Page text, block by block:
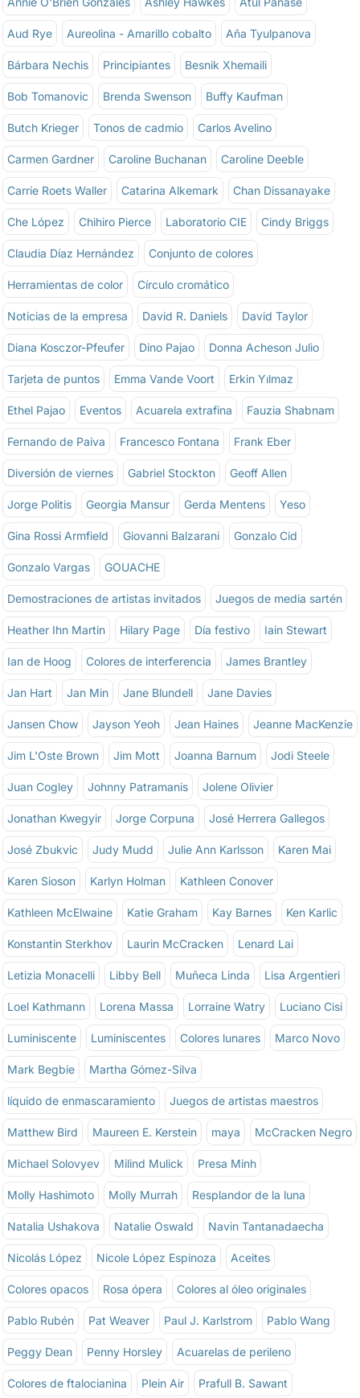
Aud Rye Aureolina - Amarillo cobalto Aña Tyulpanova
Bárbara Nechis Principiantes Besnik Xhemaili
Bob Tomanovic Brenda Swenson Buffy Kaufman
Butch Krieger Tonos de cadmio Carlos Avelino
Carmen Gardner Caroline Buchanan Caroline Deeble
Carrie Roets Waller Catarina Alkemark Chan Dissanayake
Che López Chihiro Pierce Laboratorio CIE Cindy Briggs
Claudia Díaz Hernández Conjunto de colores
Herramientas de color Círculo cromático
Noticias de la empresa David R. Daniels David Taylor
Diana Kosczor-Pfeufer Dino Pajao Donna Acheson Julio
Tarjeta de puntos Emma Vande Voort Erkin Yılmaz
Ethel Pajao Eventos Acuarela extrafina Fauzia Shabnam
Fernando de Paiva Francesco Fontana Frank Eber
Diversión de viernes Gabriel Stockton Geoff Allen
Jorge Politis Georgia Mansur Gerda Mentens Yeso
Gina Rossi Armfield Giovanni Balzarani Gonzalo Cid
Gonzalo Vargas GOUACHE
Demostraciones de artistas invitados Juegos de media sartén
Heather Ihn Martin Hilary Page Día festivo Iain Stewart
Ian de Hoog Colores de interferencia James Brantley
Jan Hart Jan Min Jane Blundell Jane Davies
Jansen Chow Jayson Yeoh Jean Haines Jeanne MacKenzie
Jim L'Oste Brown Jim Mott Joanna Barnum Jodi Steele
Juan Cogley Johnny Patramanis Jolene Olivier
Jonathan Kwegyir Jorge Corpuna José Herrera Gallegos
José Zbukvic Judy Mudd Julie Ann Karlsson Karen Mai
Karen Sioson Karlyn Holman Kathleen Conover
Kathleen McElwaine Katie Graham Kay Barnes Ken Karlic
Konstantin Sterkhov Laurin McCracken Lenard Lai
Letizia Monacelli Libby Bell Muñeca Linda Lisa Argentieri
Loel Kathmann Lorena Massa Lorraine Watry Luciano Cisi
Luminiscente Luminiscentes Colores lunares Marco Novo
Mark Begbie Martha Gómez-Silva
líquido de enmascaramiento Juegos de artistas maestros
Matthew Bird Maureen E. Kerstein maya McCracken Negro
Michael Solovyev Milind Mulick Presa Minh
Molly Hashimoto Molly Murrah Resplandor de la luna
Natalia Ushakova Natalie Oswald Navin Tantanadaecha
Nicolás López Nicole López Espinoza Aceites
Colores opacos Rosa ópera Colores al óleo originales
Pablo Rubén Pat Weaver Paul J. Karlstrom Pablo Wang
Peggy Dean Penny Horsley Acuarelas de perileno
Colores de ftalocianina Plein Air Prafull B. Sawant